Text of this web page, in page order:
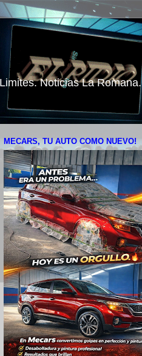
Noticias La Romana.
MECARS, TU AUTO COMO NUEVO!